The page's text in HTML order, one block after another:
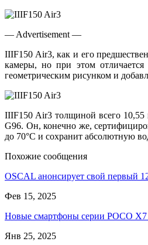
— Advertisement —
IIIF150 Air3, как и его
камеры, но при этом
геометрическим рисунком и
IIIF150 Air3 толщиной всего 10,55
G96. Он, конечно же,
до 70°C и сохранит абсолютную
Похожие сообщения
OSCAL анонсирует свой первый
Фев 15, 2025
Новые смартфоны серии POCO
Янв 25, 2025